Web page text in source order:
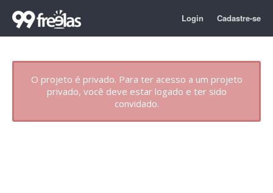
Login Cadastre-se
O projeto é privado. Para ter acesso a um projeto
privado, você deve estar logado e ter sido
convidado.